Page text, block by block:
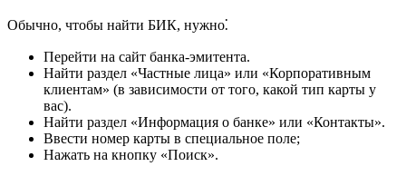
Обычно, чтобы найти БИК, нужно⁚
Перейти на сайт банка-эмитента.
Найти раздел «Частные лица» или «Корпоративным
клиентам» (в зависимости от того, какой тип карты у
вас).
Найти раздел «Информация о банке» или «Контакты».
Ввести номер карты в специальное поле;
Нажать на кнопку «Поиск».